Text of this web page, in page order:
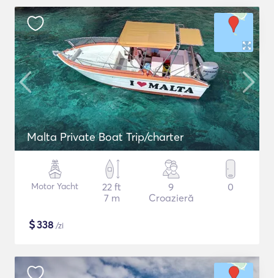
Malta Private Boat Trip/charter
Motor Yacht
22 ft
7 m
9
Croazieră
0
$338 /zi